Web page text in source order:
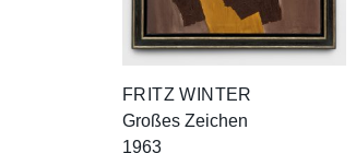
FRITZ WINTER
Großes Zeichen
1963